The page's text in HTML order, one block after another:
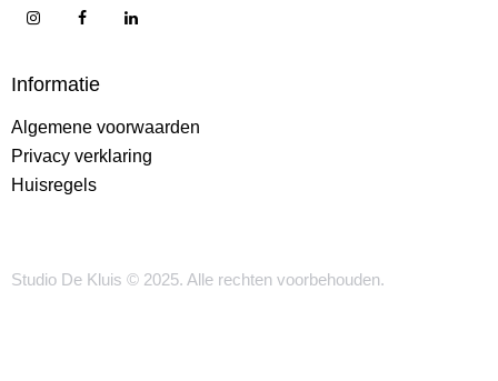
Informatie
Algemene voorwaarden
Privacy verklaring
Huisregels
Studio De Kluis © 2025. Alle rechten voorbehouden.